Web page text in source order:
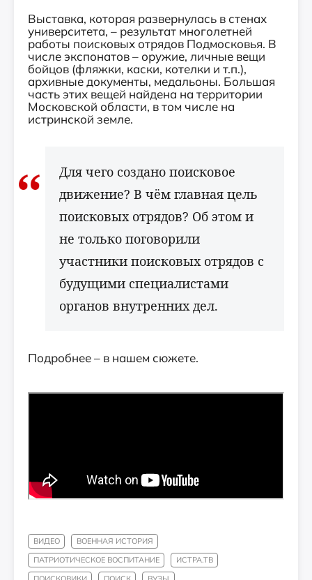
Выставка, которая развернулась в стенах
университета, – результат многолетней
работы поисковых отрядов Подмосковья. В
числе экспонатов – оружие, личные вещи
бойцов (фляжки, каски, котелки и т.п.),
архивные документы, медальоны. Большая
часть этих вещей найдена на территории
Московской области, в том числе на
истринской земле.
Для чего создано поисковое
движение? В чём главная цель
поисковых отрядов? Об этом и
не только поговорили
участники поисковых отрядов с
будущими специалистами
органов внутренних дел.
Подробнее – в нашем сюжете.
ВИДЕО
ВОЕННАЯ ИСТОРИЯ
ПАТРИОТИЧЕСКОЕ ВОСПИТАНИЕ
ИСТРА.ТВ